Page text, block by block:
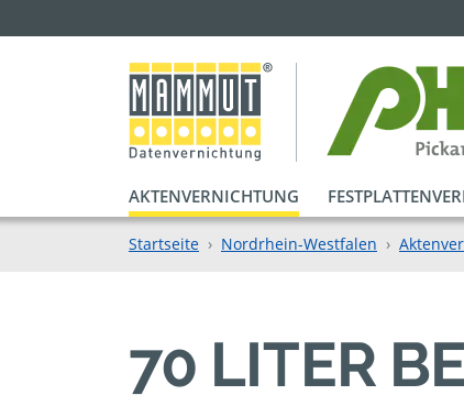
AKTENVERNICHTUNG
Startseite Nordrhein-Westfalen
70 LITER